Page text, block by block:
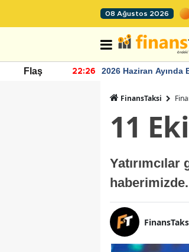
08 Ağustos 2026
Flaş 22:26
2026 Haziran Ayında
FinansTaksi
11